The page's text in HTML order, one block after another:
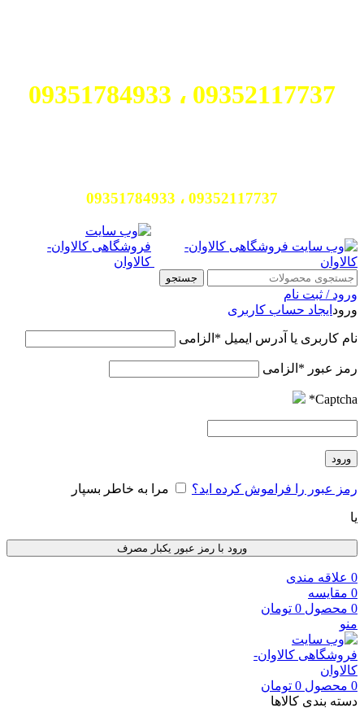
09352117737 ، 09351784933
09352117737 ، 09351784933
جستجو
ورود / ثبت نام
ورود ایجاد حساب کاربری
نام کاربری یا آدرس ایمیل * الزامی
رمز عبور * الزامی
Captcha
*
ورود
رمز عبور را فراموش کرده اید؟ مرا به خاطر بسپار
یا
ورود با رمز عبور یکبار مصرف
0 علاقه مندی
0 مقایسه
0 محصول 0 تومان
منو
0 محصول 0 تومان
دسته بندی کالاها